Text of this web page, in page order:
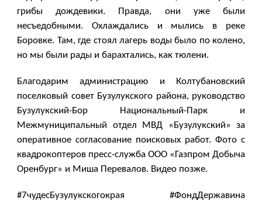
грибы дождевики. Правда, они уже были
несъедобными. Охлаждались и мылись в реке
Боровке. Там, где стоял лагерь воды было по колено,
но мы были рады и барахтались, как тюлени.
Благодарим администрацию и Колтубановский
поселковый совет Бузулукского района, руководство
Бузулукский-Бор Национальный-Парк и
Межмуниципальный отдел МВД «Бузулукский» за
оперативное согласование поисковых работ. Фото с
квадрокоптеров пресс-служба ООО «Газпром Добыча
Оренбург» и Миша Перевалов. Видео позже.
#7чудесБузулукскогокрая #ФондДержавина